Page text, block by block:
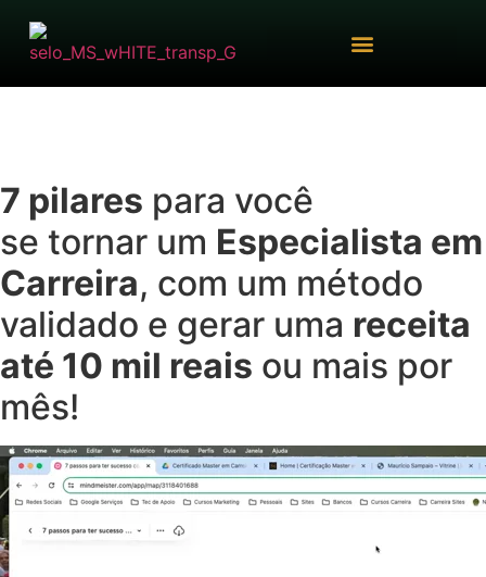
7 pilares para você
se tornar um Especialista em
Carreira, com um método
validado e gerar uma receita
até 10 mil reais ou mais por
mês!